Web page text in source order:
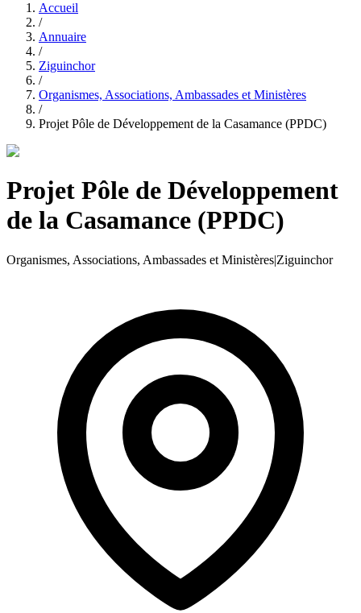
Accueil
/
Annuaire
/
Ziguinchor
/
Organismes, Associations, Ambassades et Ministères
/
Projet Pôle de Développement de la Casamance (PPDC)
Projet Pôle de Développement
de la Casamance (PPDC)
Organismes, Associations, Ambassades et Ministères|Ziguinchor